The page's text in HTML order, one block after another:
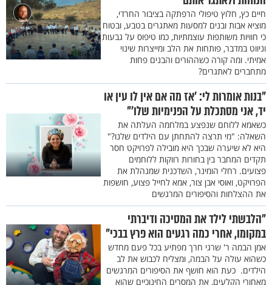
חיים כץ, חלוץ טיפולי הרפתקה בציבור החרדי,
מוציא אבות ובנים למסעות מאתגרים בטבע, ובטוח
כי חוויות משותפות עוצמתיות, כמו טיפוס על גבעות
וניווט במדבר, פותחות את הלב ומייצרות שינוי
אמיתי. ומה קורה כשההורים והבנים פחות
מתחברים לאתגרים?
"בנות אומרות לי: 'אז מה אם אין לו עין או
יד, אני מסתכלת על הפנימיות שלו'"
כשאמא ללוחם שנפצע במלחמה העלתה את
השאלה: "מי תרצה להתחתן עם הילדים שלנו?"
היא לא שיערה שבכך היא מובילה לפרויקט חסר
תקדים המחבר בין בחורות רווקות ללוחמים
פצועים. רחלי הומינר, השדכנית שמנהלת את
הפרויקט, ואוסי אבן צור, אמא לחייל פצוע, חושפות
את ההצלחות והסיפורים המרגשים
"הלבשתי לילד את המסיכה ודיברתי
במקומו, אחרי כמה רגעים הוא פרץ בבכי"
אמן הבמה ר' שרגי חרך מפתיע בכל פעם מחדש
כשהוא עולה על הבמה, ומצליח לכבוש את לב
הילדים. כעת הוא חושף את הסיפורים המרגשים
מאחורי הקלעים, את המסרים החינוכיים שהוא